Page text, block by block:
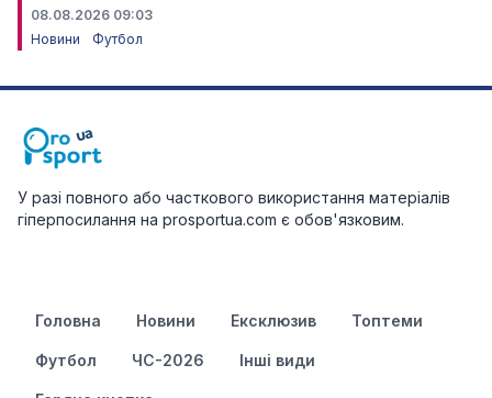
08.08.2026 09:03
Новини
Футбол
У разі повного або часткового використання матеріалів
гіперпосилання на prosportua.com є обов'язковим.
Головна Новини Ексклюзив Топтеми
Футбол ЧС-2026 Інші види